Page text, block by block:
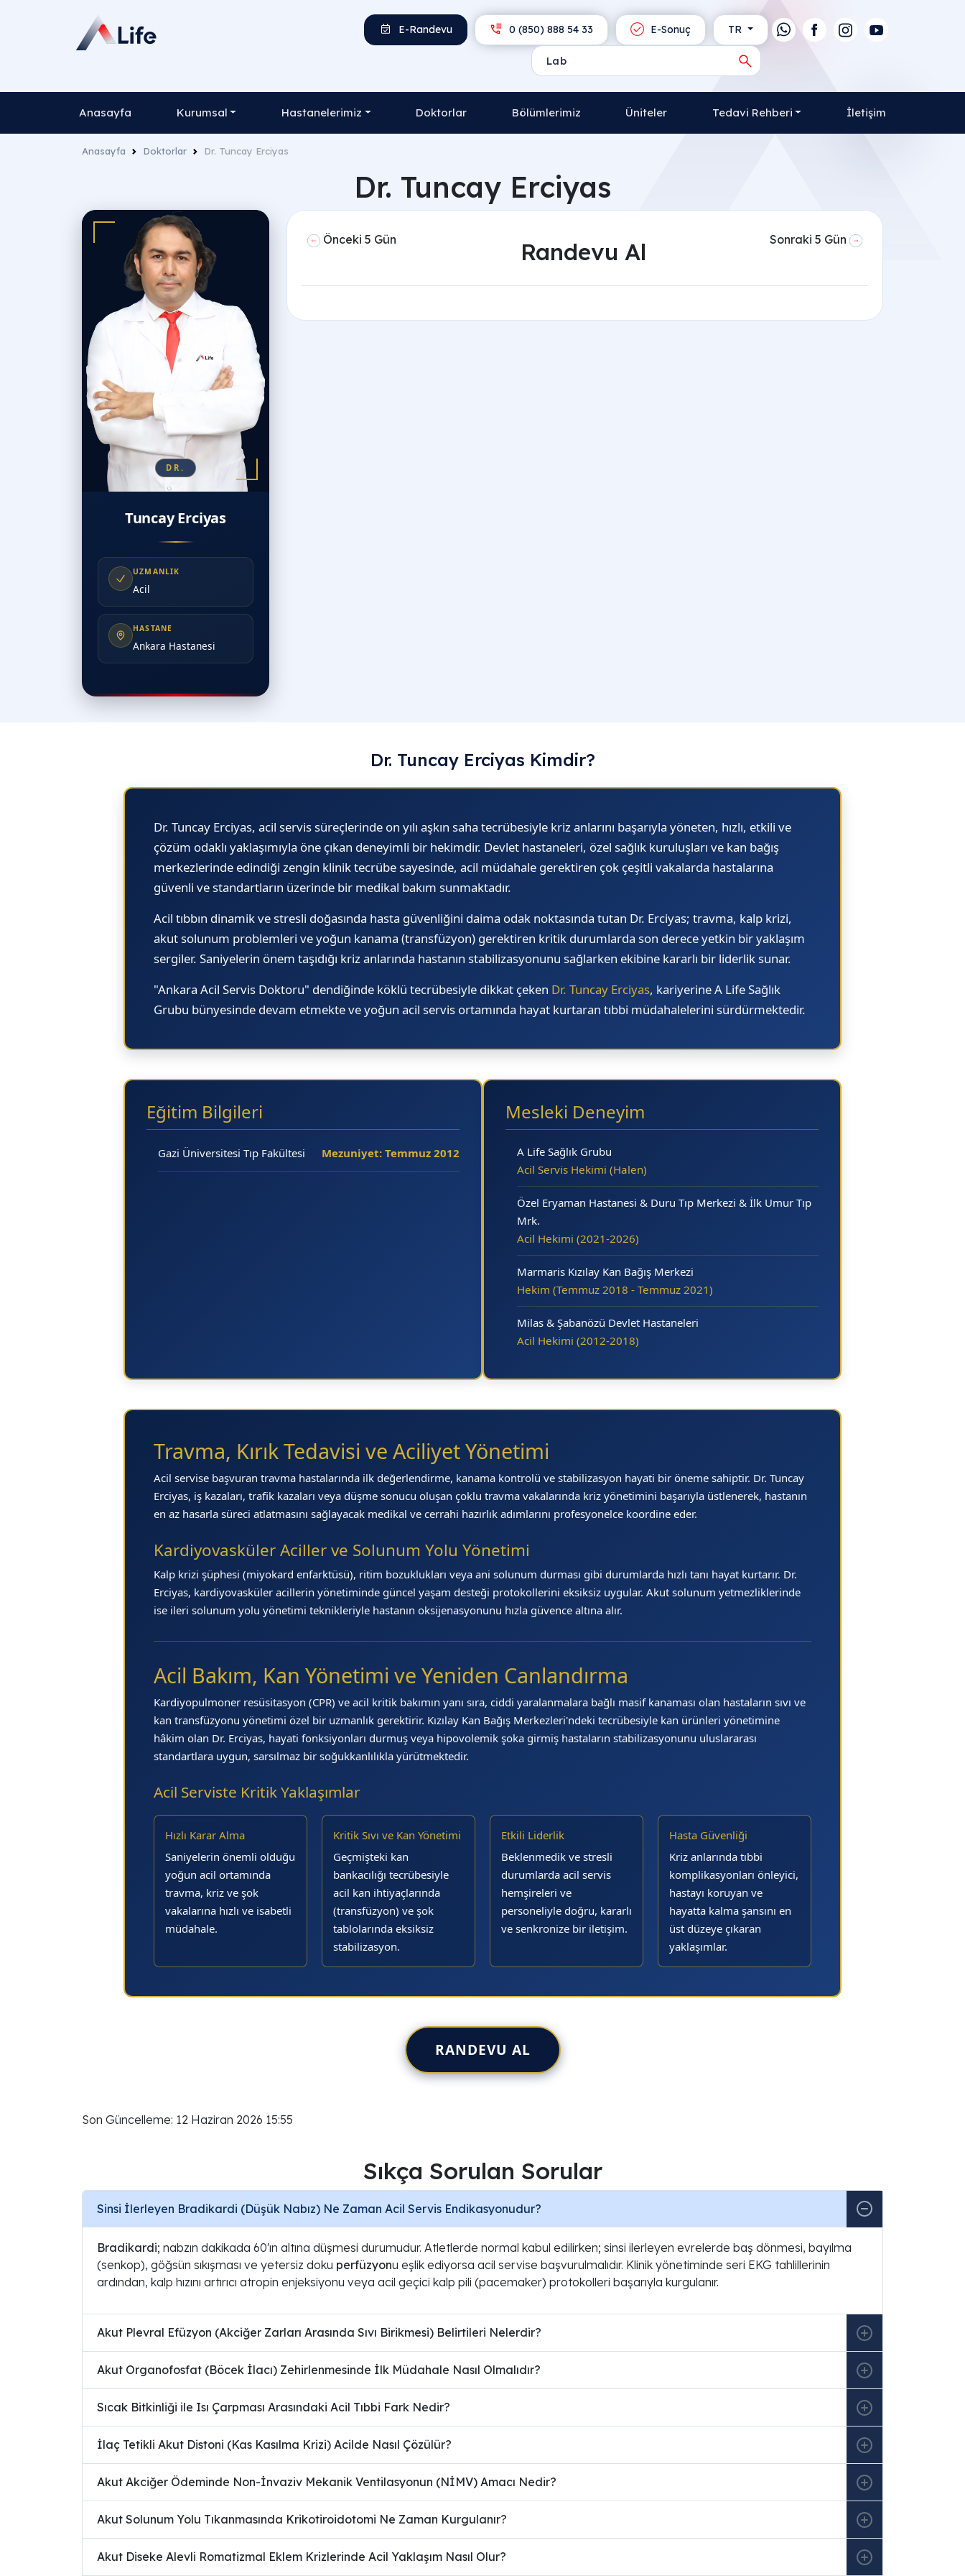
TR
E-Sonuç
0 (850) 888 54 33
E-Randevu
Anasayfa Kurumsal Hastanelerimiz Doktorlar Bölümlerimiz Üniteler Tedavi Rehberi İletişim
Anasayfa Doktorlar Dr. Tuncay Erciyas
Dr. Tuncay Erciyas
DR.
Tuncay Erciyas
UZMANLIK
Acil
HASTANE
Ankara Hastanesi
Önceki 5 Gün Randevu Al Sonraki 5 Gün
Dr. Tuncay Erciyas Kimdir?
Dr. Tuncay Erciyas, acil servis süreçlerinde on yılı aşkın saha tecrübesiyle kriz anlarını başarıyla yöneten, hızlı, etkili ve
çözüm odaklı yaklaşımıyla öne çıkan deneyimli bir hekimdir. Devlet hastaneleri, özel sağlık kuruluşları ve kan bağış
merkezlerinde edindiği zengin klinik tecrübe sayesinde, acil müdahale gerektiren çok çeşitli vakalarda hastalarına
güvenli ve standartların üzerinde bir medikal bakım sunmaktadır.
Acil tıbbın dinamik ve stresli doğasında hasta güvenliğini daima odak noktasında tutan Dr. Erciyas; travma, kalp krizi,
akut solunum problemleri ve yoğun kanama (transfüzyon) gerektiren kritik durumlarda son derece yetkin bir yaklaşım
sergiler. Saniyelerin önem taşıdığı kriz anlarında hastanın stabilizasyonunu sağlarken ekibine kararlı bir liderlik sunar.
"Ankara Acil Servis Doktoru" dendiğinde köklü tecrübesiyle dikkat çeken Dr. Tuncay Erciyas, kariyerineA Life Sağlık
Grubu bünyesinde devam etmekte ve yoğun acil servis ortamında hayat kurtaran tıbbi müdahalelerini sürdürmektedir.
Eğitim Bilgileri
Gazi Üniversitesi Tıp Fakültesi Mezuniyet: Temmuz 2012
Mesleki Deneyim
A Life Sağlık Grubu
Acil Servis Hekimi (Halen)
Özel Eryaman Hastanesi & Duru Tıp Merkezi & İlk Umur Tıp
Mrk.
Acil Hekimi (2021-2026)
Marmaris Kızılay Kan Bağış Merkezi
Hekim (Temmuz 2018 - Temmuz 2021)
Milas & Şabanözü Devlet Hastaneleri
Acil Hekimi (2012-2018)
Travma, Kırık Tedavisi ve Aciliyet Yönetimi
Acil servise başvuran travma hastalarında ilk değerlendirme, kanama kontrolü ve stabilizasyon hayati bir öneme sahiptir. Dr. Tuncay
Erciyas, iş kazaları, trafik kazaları veya düşme sonucu oluşan çoklu travma vakalarında kriz yönetimini başarıyla üstlenerek, hastanın
en az hasarla süreci atlatmasını sağlayacak medikal ve cerrahi hazırlık adımlarını profesyonelce koordine eder.
Kardiyovasküler Aciller ve Solunum Yolu Yönetimi
Kalp krizi şüphesi (miyokard enfarktüsü), ritim bozuklukları veya ani solunum durması gibi durumlarda hızlı tanı hayat kurtarır. Dr.
Erciyas, kardiyovasküler acillerin yönetiminde güncel yaşam desteği protokollerini eksiksiz uygular. Akut solunum yetmezliklerinde
ise ileri solunum yolu yönetimi teknikleriyle hastanın oksijenasyonunu hızla güvence altına alır.
Acil Bakım, Kan Yönetimi ve Yeniden Canlandırma
Kardiyopulmoner resüsitasyon (CPR) ve acil kritik bakımın yanı sıra, ciddi yaralanmalara bağlı masif kanaması olan hastaların sıvı ve
kan transfüzyonu yönetimi özel bir uzmanlık gerektirir. Kızılay Kan Bağış Merkezleri'ndeki tecrübesiyle kan ürünleri yönetimine
hâkim olan Dr. Erciyas, hayati fonksiyonları durmuş veya hipovolemik şoka girmiş hastaların stabilizasyonunu uluslararası
standartlara uygun, sarsılmaz bir soğukkanlılıkla yürütmektedir.
Acil Serviste Kritik Yaklaşımlar
Hızlı Karar Alma
Saniyelerin önemli olduğu
yoğun acil ortamında
travma, kriz ve şok
vakalarına hızlı ve isabetli
müdahale.
Kritik Sıvı ve Kan Yönetimi
Geçmişteki kan
bankacılığı tecrübesiyle
acil kan ihtiyaçlarında
(transfüzyon) ve şok
tablolarında eksiksiz
stabilizasyon.
Etkili Liderlik
Beklenmedik ve stresli
durumlarda acil servis
hemşireleri ve
personeliyle doğru, kararlı
ve senkronize bir iletişim.
Hasta Güvenliği
Kriz anlarında tıbbi
komplikasyonları önleyici,
hastayı koruyan ve
hayatta kalma şansını en
üst düzeye çıkaran
yaklaşımlar.
RANDEVU AL
Son Güncelleme: 12 Haziran 2026 15:55
Sıkça Sorulan Sorular
Sinsi İlerleyen Bradikardi (Düşük Nabız) Ne Zaman Acil Servis Endikasyonudur?
Bradikardi; nabzın dakikada 60'ın altına düşmesi durumudur. Atletlerde normal kabul edilirken; sinsi ilerleyen evrelerde baş dönmesi, bayılma
(senkop), göğsün sıkışması ve yetersiz doku perfüzyonu eşlik ediyorsa acil servise başvurulmalıdır. Klinik yönetiminde seri EKG tahlillerinin
ardından, kalp hızını artırıcı atropin enjeksiyonu veya acil geçici kalp pili (pacemaker) protokolleri başarıyla kurgulanır.
Akut Plevral Efüzyon (Akciğer Zarları Arasında Sıvı Birikmesi) Belirtileri Nelerdir?
Akut Organofosfat (Böcek İlacı) Zehirlenmesinde İlk Müdahale Nasıl Olmalıdır?
Sıcak Bitkinliği ile Isı Çarpması Arasındaki Acil Tıbbi Fark Nedir?
İlaç Tetikli Akut Distoni (Kas Kasılma Krizi) Acilde Nasıl Çözülür?
Akut Akciğer Ödeminde Non-İnvaziv Mekanik Ventilasyonun (NİMV) Amacı Nedir?
Akut Solunum Yolu Tıkanmasında Krikotiroidotomi Ne Zaman Kurgulanır?
Akut Diseke Alevli Romatizmal Eklem Krizlerinde Acil Yaklaşım Nasıl Olur?